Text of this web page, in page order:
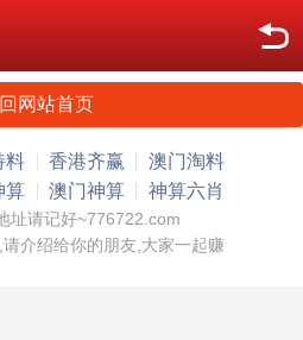
网站首页
料 香港齐赢
澳门淘料
算 澳门神算 神算六肖
址请记好~776722.com
介绍给你的朋友,大家一起赚